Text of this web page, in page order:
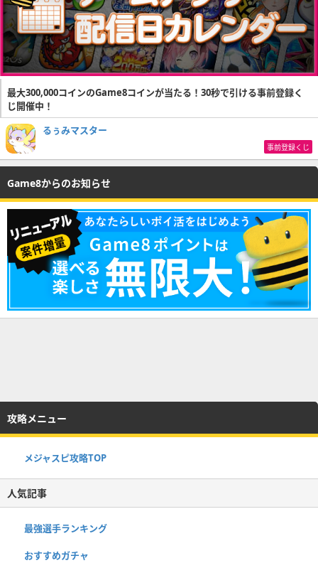
最大300,000コインのGame8コインが当たる！30秒で引ける事前登録く
じ開催中！
るぅみマスター
事前登録くじ
Game8からのお知らせ
攻略メニュー
メジャスピ攻略TOP
人気記事
最強選手ランキング
おすすめガチャ